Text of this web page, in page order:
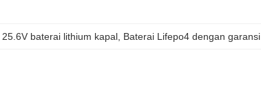
25.6V baterai lithium kapal, Baterai Lifepo4 dengan garansi